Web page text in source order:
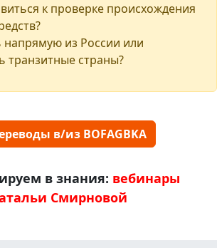
к проверке происхождения
напрямую из России или
транзитные страны?
в/из BOFAGBKA
в знания: вебинары
Смирновой